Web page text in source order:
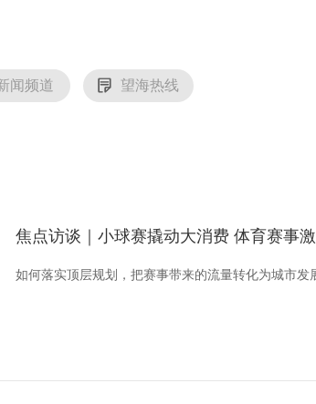
闻频道 望海热线
焦点访谈｜小球赛撬动大消费 体育赛事
如何落实顶层规划，把赛事带来的流量转化为城市发